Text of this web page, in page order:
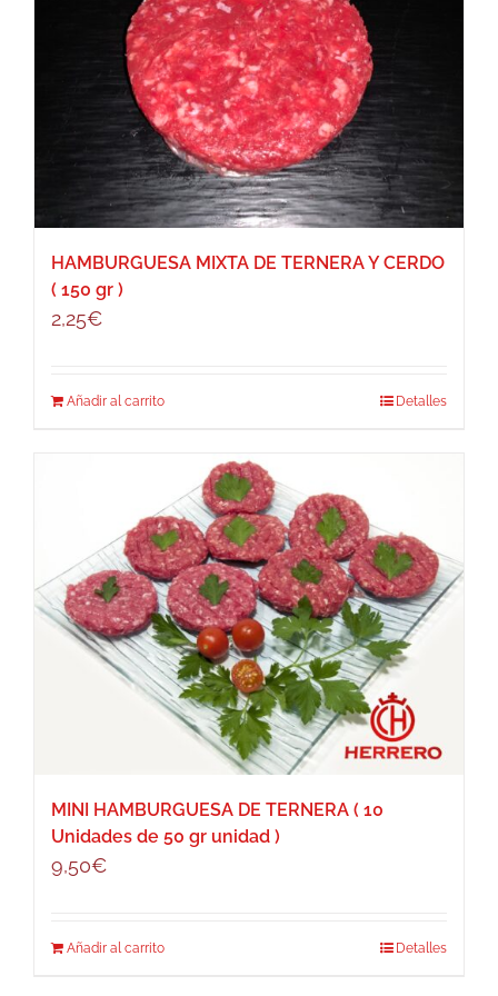
HAMBURGUESA MIXTA DE TERNERA Y CERDO
( 150 gr )
2,25€
Añadir al carrito Detalles
MINI HAMBURGUESA DE TERNERA ( 10
Unidades de 50 gr unidad )
9,50€
Añadir al carrito Detalles